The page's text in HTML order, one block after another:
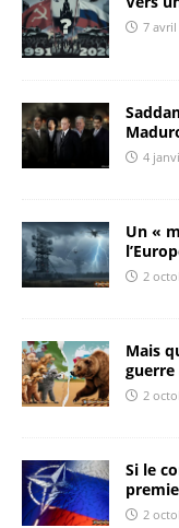
7 avril
4
Un «
2
Mais
guerre
2
Si le
2